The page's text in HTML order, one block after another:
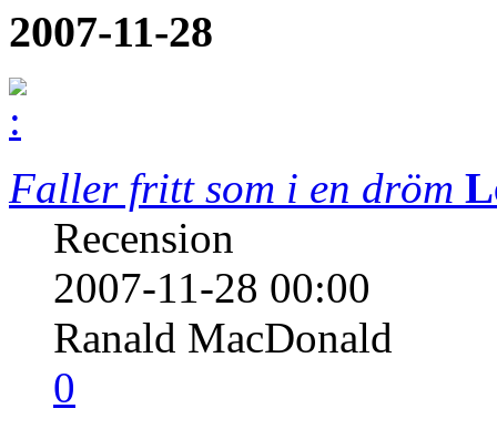
2007-11-28
Faller fritt som i en dröm
Recension
2007-11-28 00:00
Ranald MacDonald
0